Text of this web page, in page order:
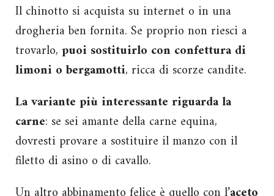
Il chinotto si acquista su internet o in una
drogheria ben fornita. Se proprio non riesci a
trovarlo, puoi sostituirlo con confettura di
limoni o bergamotti, ricca di scorze candite.
La variante più interessante riguarda la
carne: se sei amante della carne equina,
dovresti provare a sostituire il manzo con il
filetto di asino o di cavallo.